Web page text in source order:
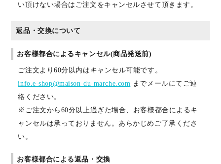
い頂けない場合はご注文をキャンセルさせて頂きます。
返品・交換について
お客様都合によるキャンセル(商品発送前)
ご注文より60分以内はキャンセル可能です。
info.e-shop@maison-du-marche.com までメールにてご連
絡ください。
※ご注文から60分以上過ぎた場合、お客様都合によるキ
ャンセルは承っておりません。あらかじめご了承くださ
い。
お客様都合による返品・交換